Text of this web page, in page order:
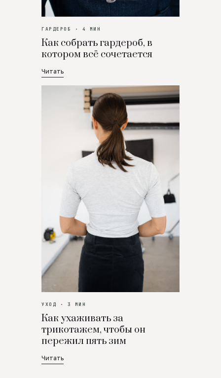
ГАРДЕРОБ · 4 МИН
Как собрать гардероб, в
котором всё сочетается
Читать
УХОД · 3 МИН
Как ухаживать за
трикотажем, чтобы он
пережил пять зим
Читать